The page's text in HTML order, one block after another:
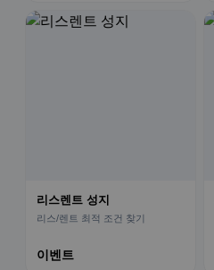
리스렌트 성지
리스/렌트 최적 조건 찾기
이벤트